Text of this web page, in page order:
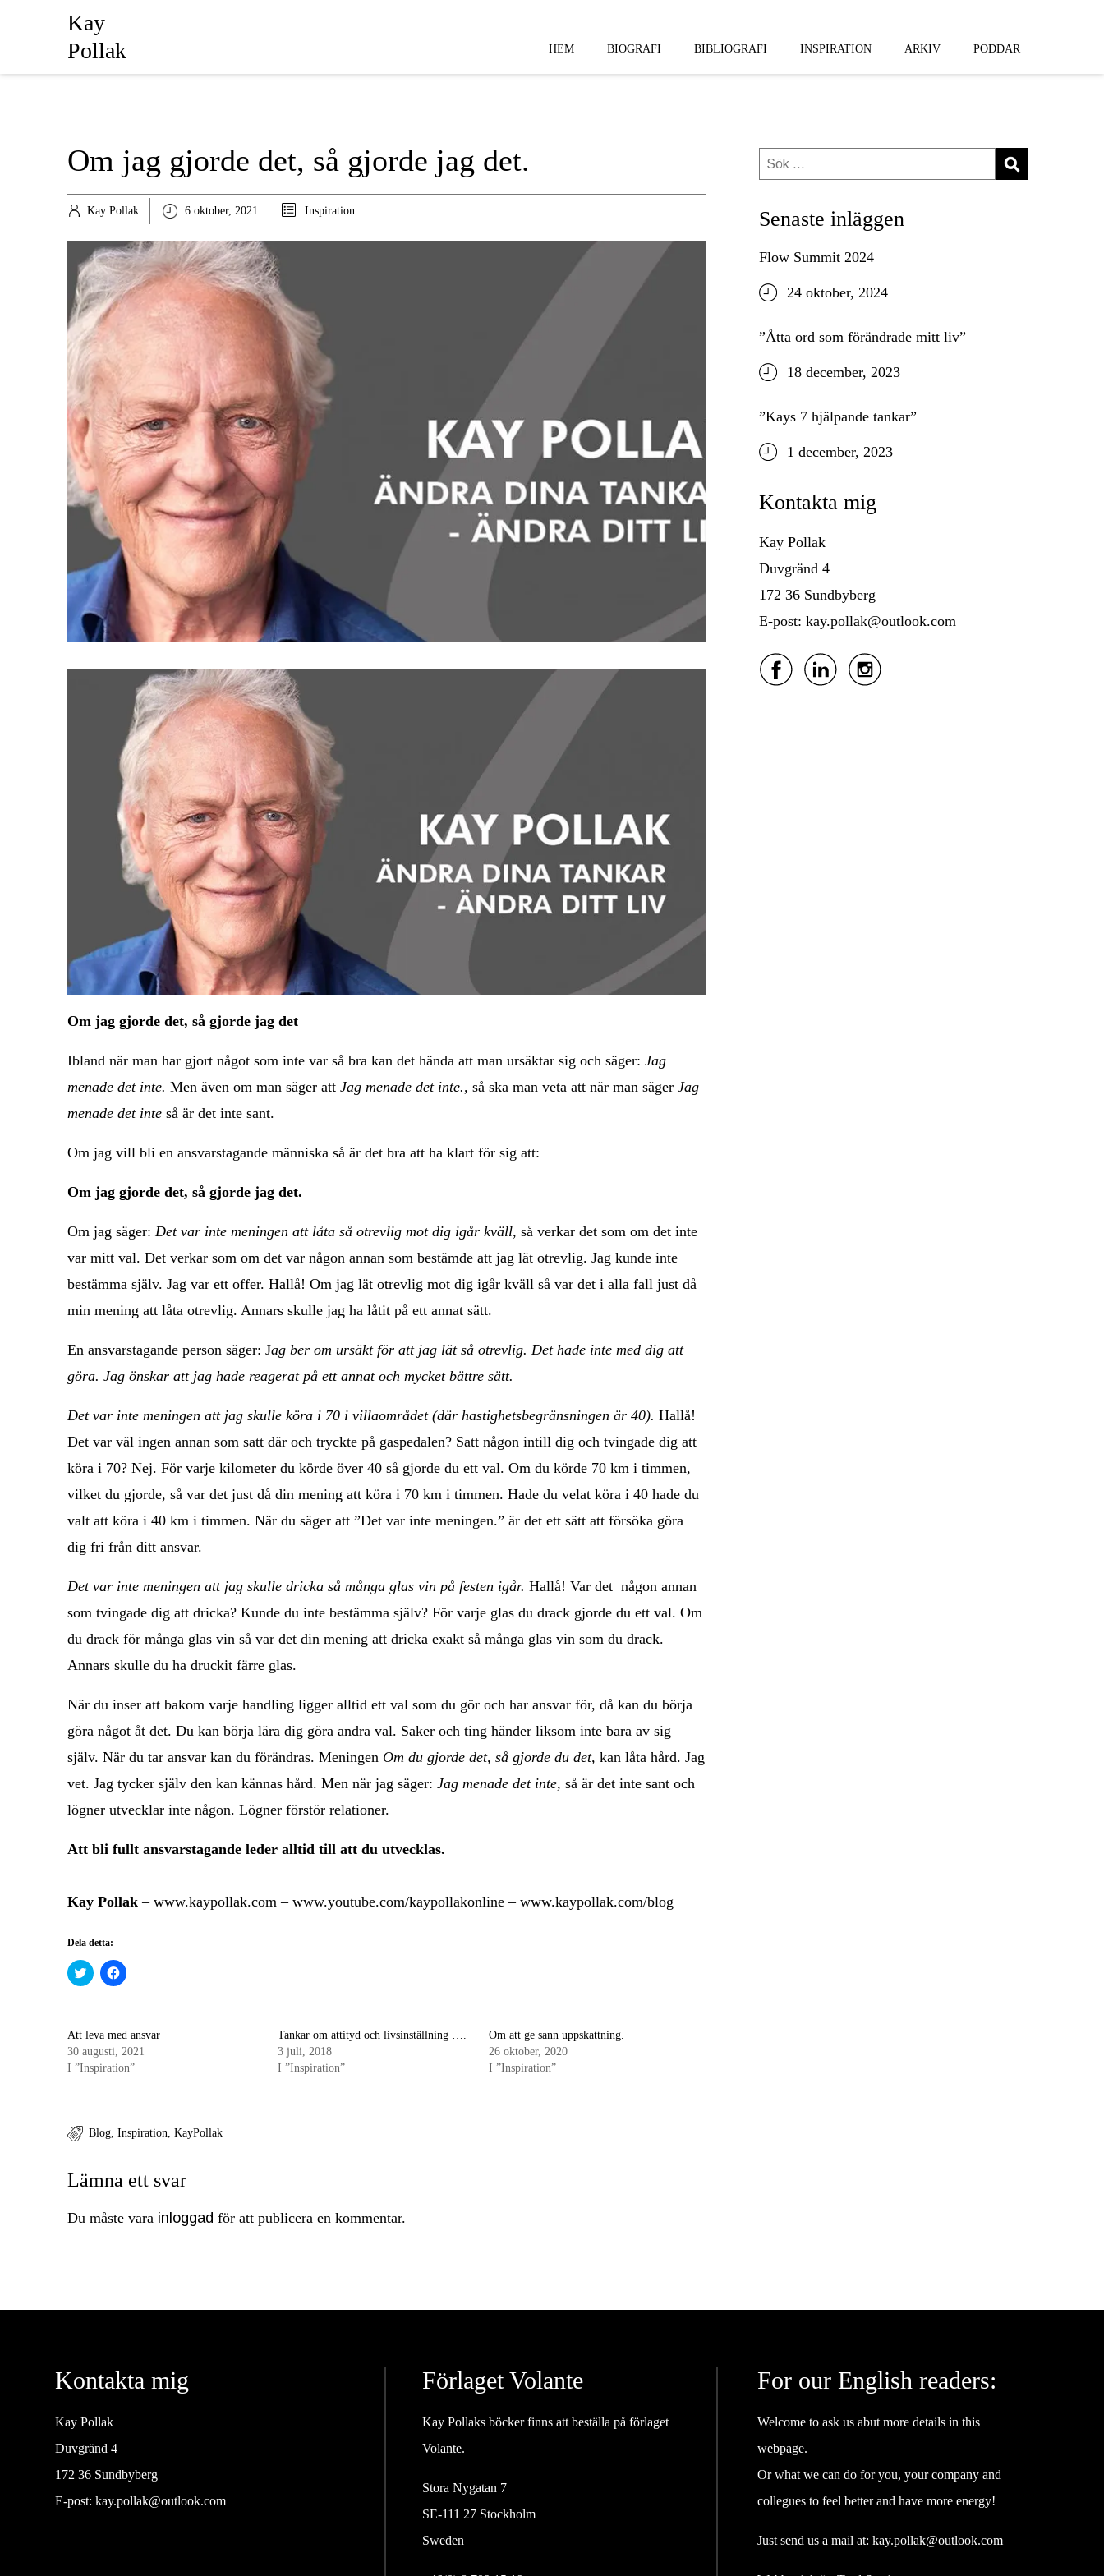
Kay
Pollak
HEM BIOGRAFI BIBLIOGRAFI INSPIRATION ARKIV PODDAR
Om jag gjorde det, så gjorde jag det.
Kay Pollak 6 oktober, 2021 Inspiration
Om jag gjorde det, så gjorde jag det
Ibland när man har gjort något som inte var så bra kan det hända att man ursäktar sig och säger: Jag
menade det inte. Men även om man säger att Jag menade det inte., så ska man veta att när man säger Jag
menade det inte så är det inte sant.
Om jag vill bli en ansvarstagande människa så är det bra att ha klart för sig att:
Om jag gjorde det, så gjorde jag det.
Om jag säger: Det var inte meningen att låta så otrevlig mot dig igår kväll, så verkar det som om det inte
var mitt val. Det verkar som om det var någon annan som bestämde att jag lät otrevlig. Jag kunde inte
bestämma själv. Jag var ett offer. Hallå! Om jag lät otrevlig mot dig igår kväll så var det i alla fall just då
min mening att låta otrevlig. Annars skulle jag ha låtit på ett annat sätt.
En ansvarstagande person säger: Jag ber om ursäkt för att jag lät så otrevlig. Det hade inte med dig att
göra. Jag önskar att jag hade reagerat på ett annat och mycket bättre sätt.
Det var inte meningen att jag skulle köra i 70 i villaområdet (där hastighetsbegränsningen är 40). Hallå!
Det var väl ingen annan som satt där och tryckte på gaspedalen? Satt någon intill dig och tvingade dig att
köra i 70? Nej. För varje kilometer du körde över 40 så gjorde du ett val. Om du körde 70 km i timmen,
vilket du gjorde, så var det just då din mening att köra i 70 km i timmen. Hade du velat köra i 40 hade du
valt att köra i 40 km i timmen. När du säger att ”Det var inte meningen.” är det ett sätt att försöka göra
dig fri från ditt ansvar.
Det var inte meningen att jag skulle dricka så många glas vin på festen igår. Hallå! Var det någon annan
som tvingade dig att dricka? Kunde du inte bestämma själv? För varje glas du drack gjorde du ett val. Om
du drack för många glas vin så var det din mening att dricka exakt så många glas vin som du drack.
Annars skulle du ha druckit färre glas.
När du inser att bakom varje handling ligger alltid ett val som du gör och har ansvar för, då kan du börja
göra något åt det. Du kan börja lära dig göra andra val. Saker och ting händer liksom inte bara av sig
själv. När du tar ansvar kan du förändras. Meningen Om du gjorde det, så gjorde du det, kan låta hård. Jag
vet. Jag tycker själv den kan kännas hård. Men när jag säger: Jag menade det inte, så är det inte sant och
lögner utvecklar inte någon. Lögner förstör relationer.
Att bli fullt ansvarstagande leder alltid till att du utvecklas.
Kay Pollak – www.kaypollak.com – www.youtube.com/kaypollakonline – www.kaypollak.com/blog
Dela detta:
Klicka
för
(Öppnas
ett
nytt
fönster)
Klicka
för
(Öppnas
i
ett
nytt
Att leva med ansvar
30 augusti, 2021
I ”Inspiration”
Tankar om attityd och livsinställning ….
3 juli, 2018
I ”Inspiration”
Om att ge sann uppskattning.
26 oktober, 2020
I ”Inspiration”
Blog, Inspiration, KayPollak
Lämna ett svar
Du måste vara inloggad för att publicera en kommentar.
Sök
Senaste inläggen
Flow Summit 2024
24 oktober, 2024
”Åtta ord som förändrade mitt liv”
18 december, 2023
”Kays 7 hjälpande tankar”
1 december, 2023
Kontakta mig
Kay Pollak
Duvgränd 4
172 36 Sundbyberg
E-post: kay.pollak@outlook.com
Kontakta mig
Kay Pollak
Duvgränd 4
172 36 Sundbyberg
E-post: kay.pollak@outlook.com
Förlaget Volante
Kay Pollaks böcker finns att beställa på förlaget
Volante.
Stora Nygatan 7
SE-111 27 Stockholm
Sweden
For our English readers:
Welcome to ask us abut more details in this
webpage.
Or what we can do for you, your company and
collegues to feel better and have more energy!
Just send us a mail at: kay.pollak@outlook.com